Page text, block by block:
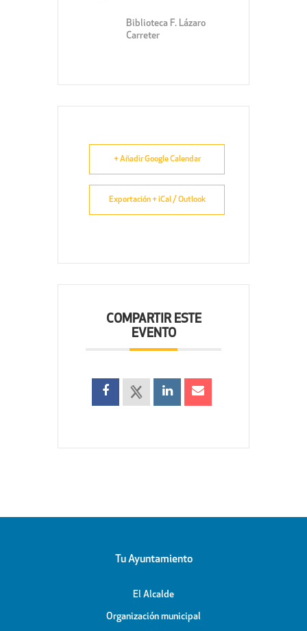
Biblioteca F. Lázaro
Carreter
+ Añadir Google Calendar
Exportación + iCal / Outlook
COMPARTIR ESTE
EVENTO
Tu Ayuntamiento
El Alcalde
Organización municipal